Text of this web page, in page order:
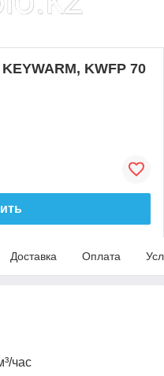
KWFP 70
Доставка Оплата
час